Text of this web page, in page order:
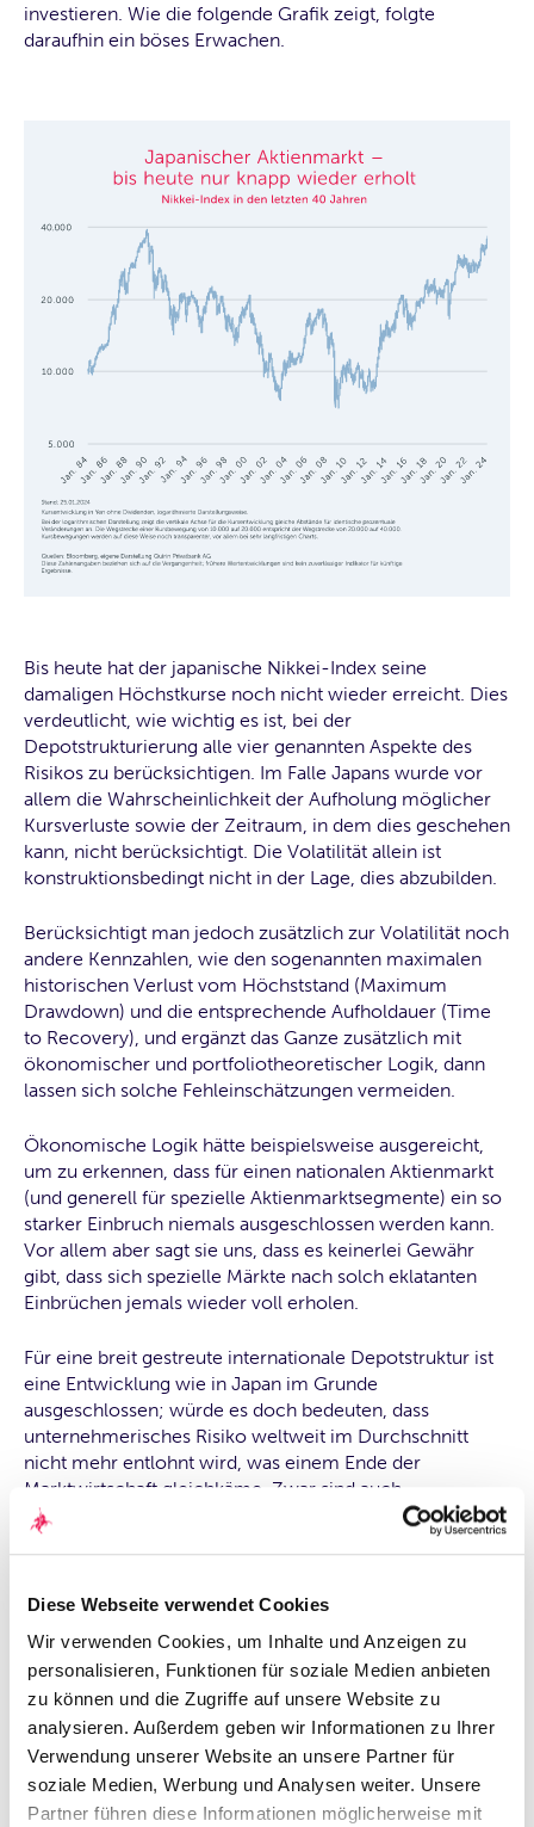
Diese Webseite verwendet Cookies
Wir verwenden Cookies, um Inhalte und Anzeigen zu
personalisieren, Funktionen für soziale Medien anbieten
zu können und die Zugriffe auf unsere Website zu
analysieren. Außerdem geben wir Informationen zu Ihrer
Verwendung unserer Website an unsere Partner für
soziale Medien, Werbung und Analysen weiter. Unsere
Partner führen diese Informationen möglicherweise mit
investieren. Wie die folgende Grafik zeigt, folgte
daraufhin ein böses Erwachen.
Bis heute hat der japanische Nikkei-Index seine
damaligen Höchstkurse noch nicht wieder erreicht. Dies
verdeutlicht, wie wichtig es ist, bei der
Depotstrukturierung alle vier genannten Aspekte des
Risikos zu berücksichtigen. Im Falle Japans wurde vor
allem die Wahrscheinlichkeit der Aufholung möglicher
Kursverluste sowie der Zeitraum, in dem dies geschehen
kann, nicht berücksichtigt. Die Volatilität allein ist
konstruktionsbedingt nicht in der Lage, dies abzubilden.
Berücksichtigt man jedoch zusätzlich zur Volatilität noch
andere Kennzahlen, wie den sogenannten maximalen
historischen Verlust vom Höchststand (Maximum
Drawdown) und die entsprechende Aufholdauer (Time
to Recovery), und ergänzt das Ganze zusätzlich mit
ökonomischer und portfoliotheoretischer Logik, dann
lassen sich solche Fehleinschätzungen vermeiden.
Ökonomische Logik hätte beispielsweise ausgereicht,
um zu erkennen, dass für einen nationalen Aktienmarkt
(und generell für spezielle Aktienmarktsegmente) ein so
starker Einbruch niemals ausgeschlossen werden kann.
Vor allem aber sagt sie uns, dass es keinerlei Gewähr
gibt, dass sich spezielle Märkte nach solch eklatanten
Einbrüchen jemals wieder voll erholen.
Für eine breit gestreute internationale Depotstruktur ist
eine Entwicklung wie in Japan im Grunde
ausgeschlossen; würde es doch bedeuten, dass
unternehmerisches Risiko weltweit im Durchschnitt
nicht mehr entlohnt wird, was einem Ende der
Marktwirtschaft gleichkäme. Zwar sind auch
internationale Aktienportfolios in der Historie um rund
50 % eingebrochen, sie haben sich jedoch in relativ
Wirtschaftskrise 2008 beispielsweise innerhalb von
Fazit
Die Verwechslung des tatsächlichen Risikos einer
Wertpapieranlage mit einzelnen Risikokennzahlen
verführt dazu, den risikomindernden Effekt einer